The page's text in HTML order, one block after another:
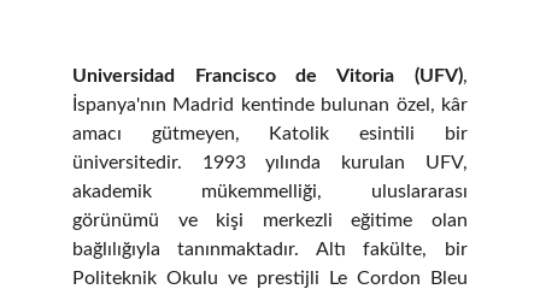
Universidad Francisco de Vitoria (UFV),
İspanya'nın Madrid kentinde bulunan özel, kâr
amacı gütmeyen, Katolik esintili bir
üniversitedir. 1993 yılında kurulan UFV,
akademik mükemmelliği, uluslararası
görünümü ve kişi merkezli eğitime olan
bağlılığıyla tanınmaktadır. Altı fakülte, bir
Politeknik Okulu ve prestijli Le Cordon Bleu